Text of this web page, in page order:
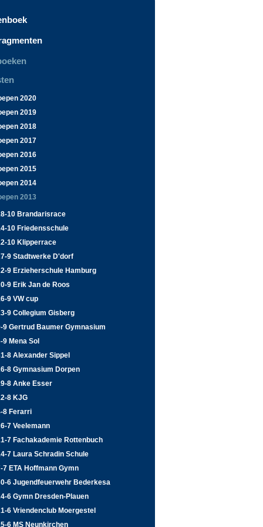
2020
2019
2018
2017
2016
2015
2014
2013
10 Brandarisrace
10 Friedensschule
10 Klipperrace
9 Stadtwerke D'dorf
9 Erzieherschule Hamburg
9 Erik Jan de Roos
9 VW cup
9 Collegium Gisberg
9 Gertrud Baumer Gymnasium
9 Mena Sol
8 Alexander Sippel
8 Gymnasium Dorpen
8 Anke Esser
8 KJG
8 Ferarri
7 Veelemann
7 Fachakademie Rottenbuch
7 Laura Schradin Schule
7 ETA Hoffmann Gymn
6 Jugendfeuerwehr Bederkesa
6 Gymn Dresden-Plauen
6 Vriendenclub Moergestel
6 MS Neunkirchen